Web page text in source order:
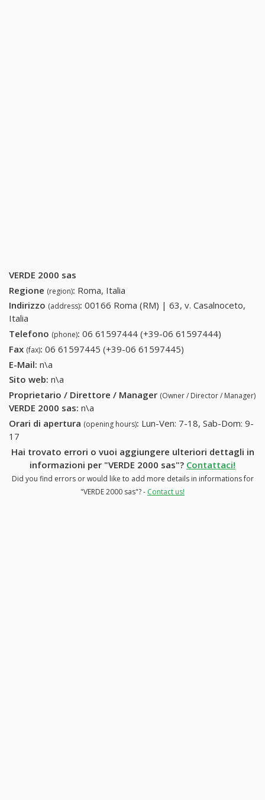
VERDE 2000 sas
Regione (region): Roma, Italia
Indirizzo (address): 00166 Roma (RM) | 63, v. Casalnoceto,
Italia
Telefono (phone): 06 61597444 (+39-06 61597444)
Fax (fax): 06 61597445 (+39-06 61597445)
E-Mail: n\a
Sito web: n\a
Proprietario / Direttore / Manager (Owner / Director / Manager)
VERDE 2000 sas: n\a
Orari di apertura (opening hours): Lun-Ven: 7-18, Sab-Dom: 9-
17
Hai trovato errori o vuoi aggiungere ulteriori dettagli in
informazioni per "VERDE 2000 sas"? Contattaci!
Did you find errors or would like to add more details in informations for
"VERDE 2000 sas"? - Contact us!